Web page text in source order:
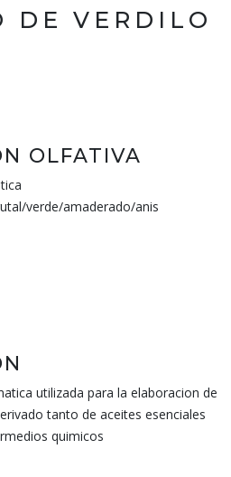
DE VERDILO
OLFATIVA
verde/amaderado/anis
utilizada para la elaboracion de
tanto de aceites esenciales
quimicos